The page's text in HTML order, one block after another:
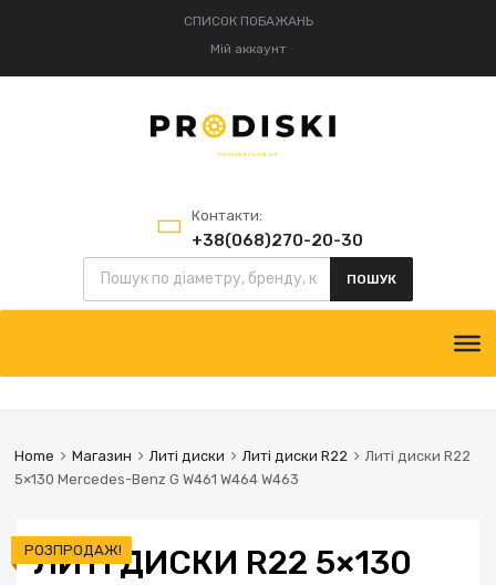
СПИСОК ПОБАЖАНЬ
Мій аккаунт
Контакти:
+38(068)270-20-30
+38(095)834-52-75
ПОШУК
Home Магазин Литі диски Литі диски R22
Литі диски R22
5×130 Mercedes-Benz G W461 W464 W463
ЛИТІ ДИСКИ R22 5×130
РОЗПРОДАЖ!